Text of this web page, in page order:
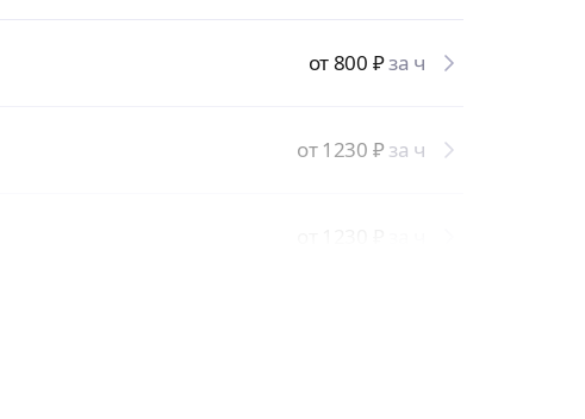
от 800 ₽за ч
от 1230 ₽ за ч